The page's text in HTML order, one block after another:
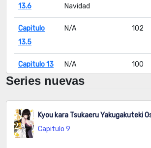
13.6
Navidad
Capitulo
13.5
N/A 102
Capitulo 13 N/A 100
Capitulo
12.5
N/A
Capitulo 12
Series nuevas
Kyou kara Tsukaeru Yakugakuteki
Capitulo 9